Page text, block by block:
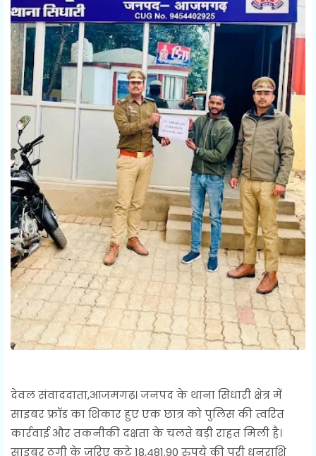
देवल संवाददाता,आजमगढ़। जनपद के थाना सिधारी क्षेत्र में
साइबर फ्रॉड का शिकार हुए एक छात्र को पुलिस की त्वरित
कार्रवाई और तकनीकी दक्षता के चलते बड़ी राहत मिली है।
साइबर ठगी के जरिए कटे 18,481.90 रुपये की पूरी धनराशि